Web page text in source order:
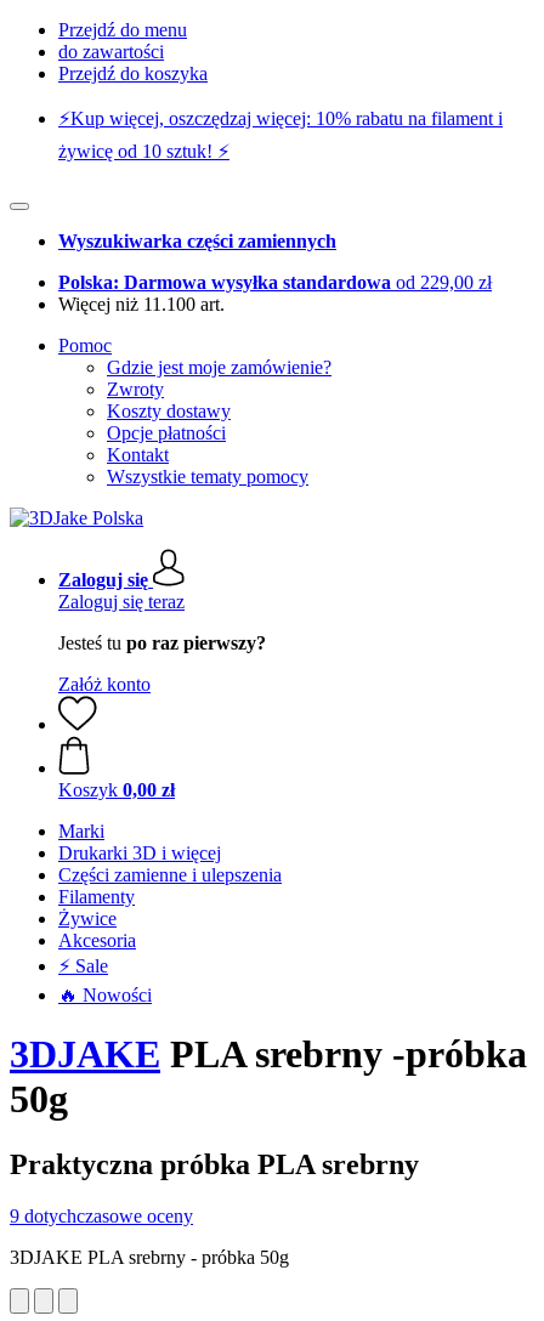
Przejdź do menu
do zawartości
Przejdź do koszyka
⚡️Kup więcej, oszczędzaj więcej: 10% rabatu na filament i
żywicę od 10 sztuk! ⚡️
Wyszukiwarka części zamiennych
Polska: Darmowa wysyłka standardowa od 229,00 zł
Więcej niż 11.100 art.
Pomoc
Gdzie jest moje zamówienie?
Zwroty
Koszty dostawy
Opcje płatności
Kontakt
Wszystkie tematy pomocy
Zaloguj się
Zaloguj się teraz
Jesteś tu po raz pierwszy?
Załóż konto
Koszyk 0,00 zł
Marki
Drukarki 3D i więcej
Części zamienne i ulepszenia
Filamenty
Żywice
Akcesoria
⚡ Sale
🔥 Nowości
3DJAKE PLA srebrny -próbka
50g
Praktyczna próbka PLA srebrny
9 dotychczasowe oceny
3DJAKE PLA srebrny - próbka 50g